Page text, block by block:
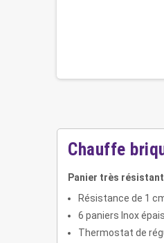
Chauffe
Panier très
Résistance de 1
6 paniers Inox
Thermostat de